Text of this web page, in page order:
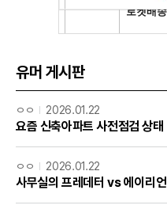
유머 게시판
ㅇㅇ 2026.01.22
요즘 신축아파트 사전점검 상태
ㅇㅇ 2026.01.22
사무실의 프레데터 vs 에이리언